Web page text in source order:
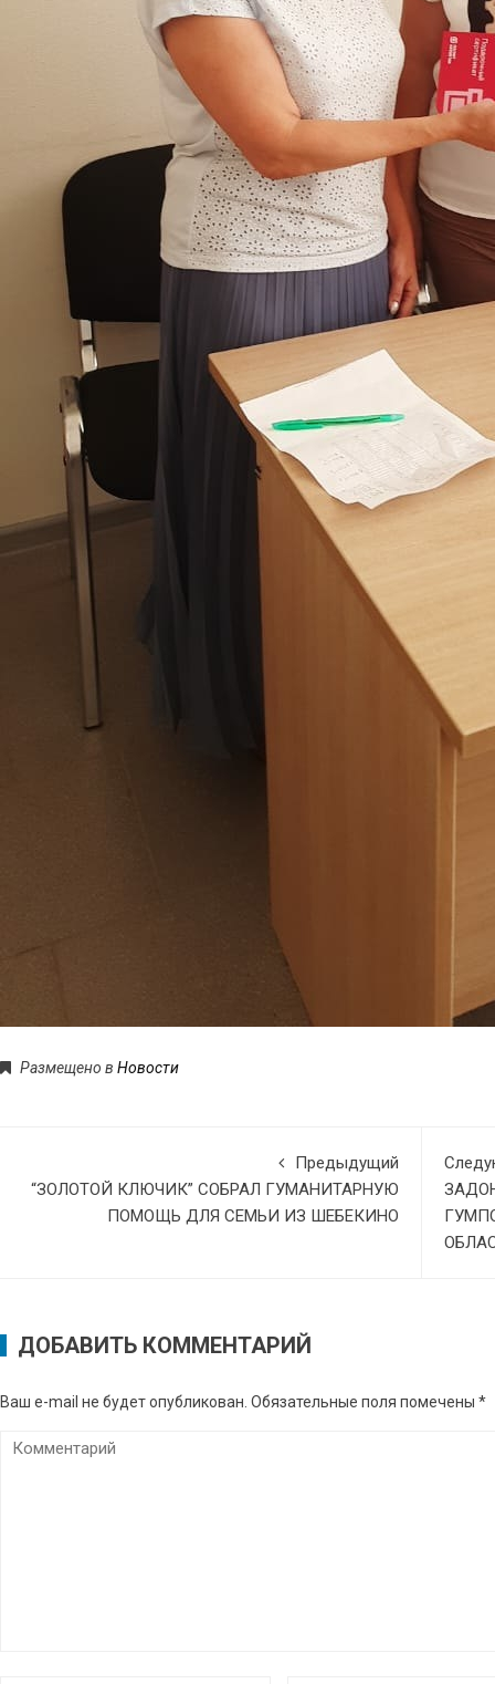
Размещено в Новости
Предыдущий
“ЗОЛОТОЙ КЛЮЧИК” СОБРАЛ ГУМАНИТАРНУЮ
ПОМОЩЬ ДЛЯ СЕМЬИ ИЗ ШЕБЕКИНО
ДОБАВИТЬ КОММЕНТАРИЙ
Ваш e-mail не будет опубликован. Обязательные поля помечены *